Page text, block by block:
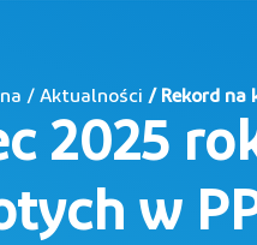
/ Aktualności / Rekord na
2025
w